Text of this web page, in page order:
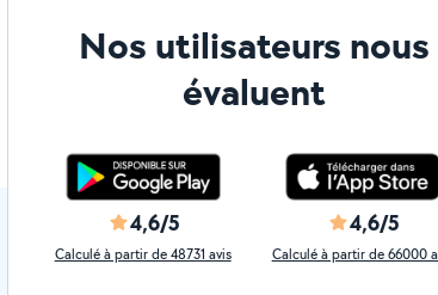
Nos utilisateurs nous
évaluent
4,6/5
Calculé à partir de 48731 avis
4,6/5
Calculé à partir de 66000